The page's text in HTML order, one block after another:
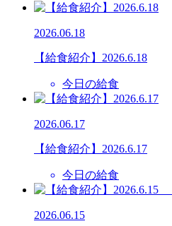
2026.06.18
【給食紹介】2026.6.18
今日の給食
2026.06.17
【給食紹介】2026.6.17
今日の給食
2026.06.15